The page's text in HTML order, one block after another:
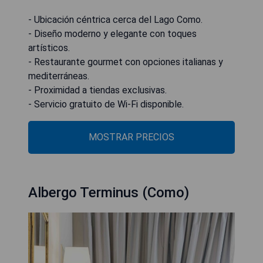
- Ubicación céntrica cerca del Lago Como.
- Diseño moderno y elegante con toques
artísticos.
- Restaurante gourmet con opciones italianas y
mediterráneas.
- Proximidad a tiendas exclusivas.
- Servicio gratuito de Wi-Fi disponible.
MOSTRAR PRECIOS
Albergo Terminus (Como)